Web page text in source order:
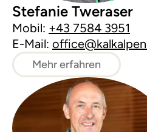
Stefanie Tweraser
Mobil: +43 7584 3951
E-Mail:
Mehr erfahren